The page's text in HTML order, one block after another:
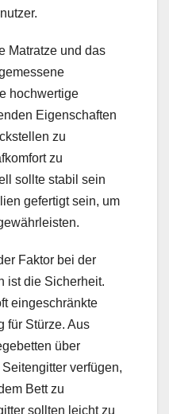
Matratze und das
hochwertige
Eigenschaften
zu
zu
sollte stabil sein
gefertigt sein, um
Faktor bei der
ist die Sicherheit.
eingeschränkte
für Stürze. Aus
über
verfügen,
Bett zu
sollten leicht zu